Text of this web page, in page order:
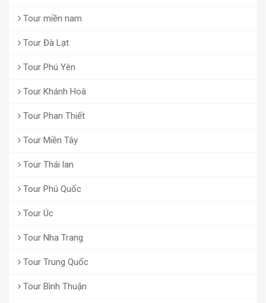
Tour miền nam
Tour Đà Lạt
Tour Phú Yên
Tour Khánh Hoà
Tour Phan Thiết
Tour Miền Tây
Tour Thái lan
Tour Phú Quốc
Tour Úc
Tour Nha Trang
Tour Trung Quốc
Tour Bình Thuận